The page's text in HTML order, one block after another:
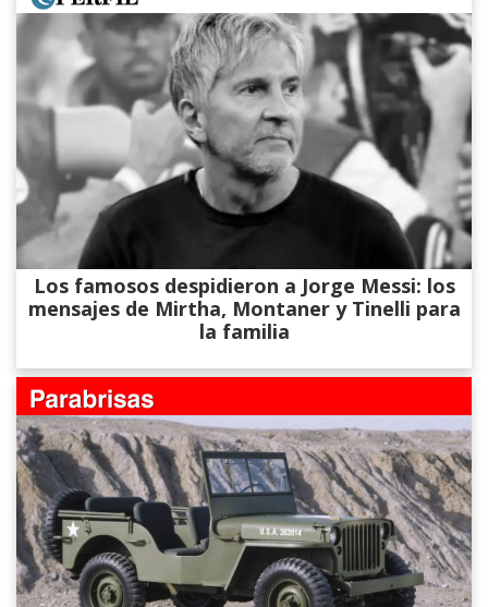
Los famosos despidieron a Jorge Messi: los
mensajes de Mirtha, Montaner y Tinelli para
la familia